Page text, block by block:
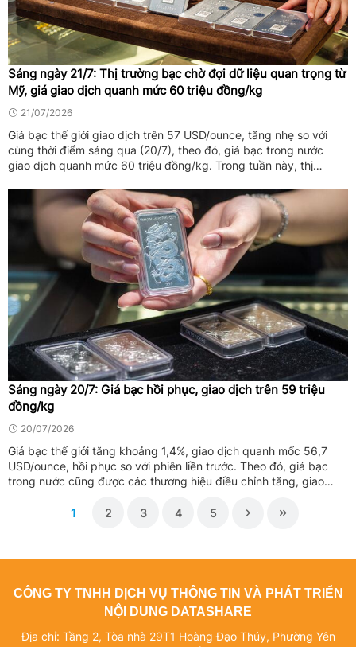
Sáng ngày 21/7: Thị trường bạc chờ đợi dữ liệu quan trọng từ
Mỹ, giá giao dịch quanh mức 60 triệu đồng/kg
21/07/2026
Giá bạc thế giới giao dịch trên 57 USD/ounce, tăng nhẹ so với
cùng thời điểm sáng qua (20/7), theo đó, giá bạc trong nước
giao dịch quanh mức 60 triệu đồng/kg. Trong tuần này, thị
trường bạc sẽ tập trung vào một số dữ liệu kinh tế Mỹ.
Sáng ngày 20/7: Giá bạc hồi phục, giao dịch trên 59 triệu
đồng/kg
20/07/2026
Giá bạc thế giới tăng khoảng 1,4%, giao dịch quanh mốc 56,7
USD/ounce, hồi phục so với phiên liền trước. Theo đó, giá bạc
trong nước cũng được các thương hiệu điều chỉnh tăng, giao
1
2 3 4 5
CÔNG TY TNHH DỊCH VỤ THÔNG TIN VÀ PHÁT TRIỂN
NỘI DUNG DATASHARE
Địa chỉ: Tầng 2, Tòa nhà 29T1 Hoàng Đạo Thúy, Phường Yên